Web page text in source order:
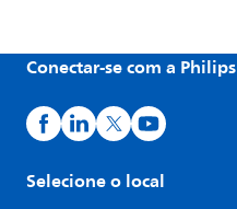
Conectar-se com a Philips
Selecione o local